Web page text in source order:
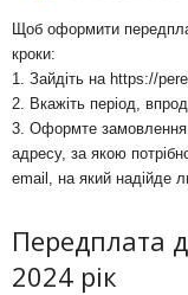
Щоб оформити
кроки:
1. Зайдіть на https://
2. Вкажіть період,
3. Оформте
адресу, за якою
email, на який надійде
Передплата
2024 рік